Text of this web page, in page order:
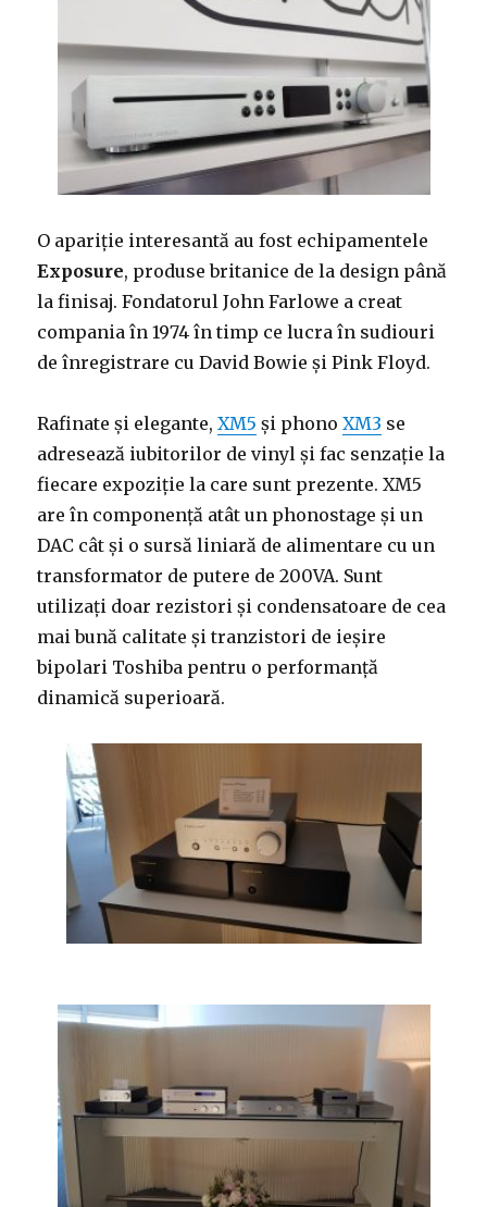
O apariție interesantă au fost echipamentele
Exposure, produse britanice de la design până
la finisaj. Fondatorul John Farlowe a creat
compania în 1974 în timp ce lucra în sudiouri
de înregistrare cu David Bowie și Pink Floyd.
Rafinate și elegante,XM5 și phonoXM3 se
adresează iubitorilor de vinyl și fac senzație la
fiecare expoziție la care sunt prezente. XM5
are în componență atât un phonostage și un
DAC cât și o sursă liniară de alimentare cu un
transformator de putere de 200VA. Sunt
utilizați doar rezistori și condensatoare de cea
mai bună calitate și tranzistori de ieșire
bipolari Toshiba pentru o performanță
dinamică superioară.